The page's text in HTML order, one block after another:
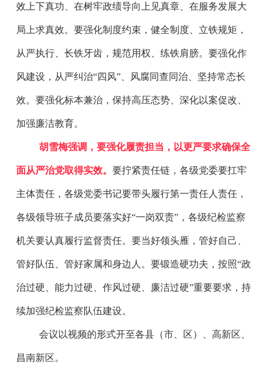
效上下真功、在树牢政绩导向上见真章、在服务发展大
局上求真效。要强化制度约束，健全制度、立铁规矩，
从严执行、长铁牙齿，规范用权、练铁肩膀。要强化作
风建设，从严纠治“四风”、风腐同查同治、坚持常态长
效。要强化标本兼治，保持高压态势、深化以案促改、
加强廉洁教育。
胡雪梅强调，要强化履责担当，以更严要求确保全
面从严治党取得实效。 要拧紧责任链，各级党委要扛牢
主体责任，各级党委书记要带头履行第一责任人责任，
各级领导班子成员要落实好“一岗双责”，各级纪检监察
机关要认真履行监督责任。要当好领头雁，管好自己、
管好队伍、管好家属和身边人。要锻造硬功夫，按照“政
治过硬、能力过硬、作风过硬、廉洁过硬”重要要求，持
续加强纪检监察队伍建设。
会议以视频的形式开至各县（市、区）、高新区、
昌南新区。